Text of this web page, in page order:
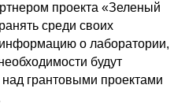
проекта «Зеленый
среди своих
о лаборатории,
будут
грантовыми проектами